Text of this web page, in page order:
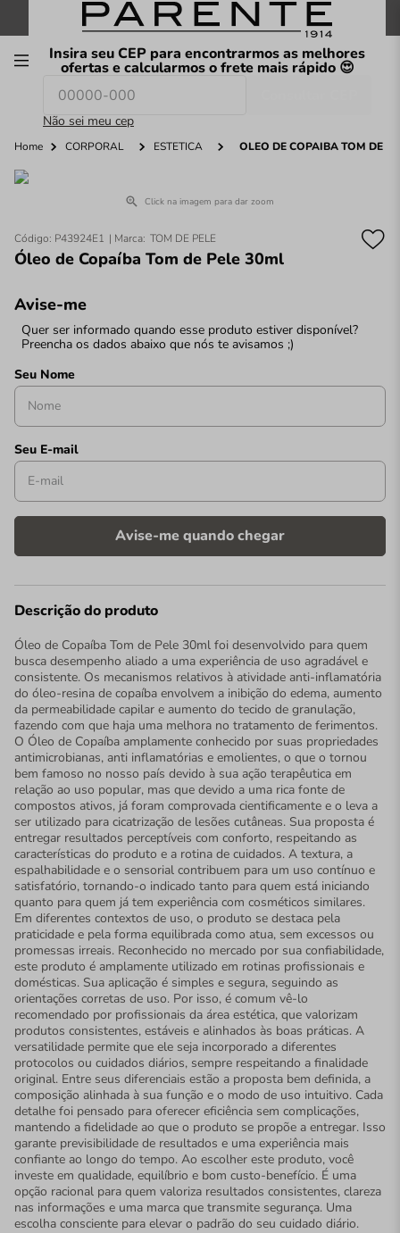
FRETE GRÁTIS nas compras a partir de R$199
Insira seu CEP para encontrarmos as melhores
ofertas e calcularmos o frete mais rápido 😍
Não sei meu cep
O que você procura hoje?
Home CORPORAL ESTÉTICA ÓLEO DE COPAÍBA TOM DE
Click na imagem para dar zoom
Código: P43924E1 TOM DE PELE
Óleo de Copaíba Tom de Pele 30ml
Descrição do produto
Óleo de Copaíba Tom de Pele 30ml foi desenvolvido para quem
busca desempenho aliado a uma experiência de uso agradável e
consistente. Os mecanismos relativos à atividade anti-inflamatória
do óleo-resina de copaíba envolvem a inibição do edema, aumento
da permeabilidade capilar e aumento do tecido de granulação,
fazendo com que haja uma melhora no tratamento de ferimentos.
O Óleo de Copaíba amplamente conhecido por suas propriedades
antimicrobianas, anti inflamatórias e emolientes, o que o tornou
bem famoso no nosso país devido à sua ação terapêutica em
relação ao uso popular, mas que devido a uma rica fonte de
compostos ativos, já foram comprovada cientificamente e o leva a
ser utilizado para cicatrização de lesões cutâneas. Sua proposta é
entregar resultados perceptíveis com conforto, respeitando as
características do produto e a rotina de cuidados. A textura, a
espalhabilidade e o sensorial contribuem para um uso contínuo e
satisfatório, tornando-o indicado tanto para quem está iniciando
quanto para quem já tem experiência com cosméticos similares.
Em diferentes contextos de uso, o produto se destaca pela
praticidade e pela forma equilibrada como atua, sem excessos ou
promessas irreais. Reconhecido no mercado por sua confiabilidade,
este produto é amplamente utilizado em rotinas profissionais e
domésticas. Sua aplicação é simples e segura, seguindo as
orientações corretas de uso. Por isso, é comum vê-lo
recomendado por profissionais da área estética, que valorizam
produtos consistentes, estáveis e alinhados às boas práticas. A
versatilidade permite que ele seja incorporado a diferentes
protocolos ou cuidados diários, sempre respeitando a finalidade
original. Entre seus diferenciais estão a proposta bem definida, a
composição alinhada à sua função e o modo de uso intuitivo. Cada
detalhe foi pensado para oferecer eficiência sem complicações,
mantendo a fidelidade ao que o produto se propõe a entregar. Isso
garante previsibilidade de resultados e uma experiência mais
confiante ao longo do tempo. Ao escolher este produto, você
investe em qualidade, equilíbrio e bom custo-benefício. É uma
opção racional para quem valoriza resultados consistentes, clareza
nas informações e uma marca que transmite segurança. Uma
escolha consciente para elevar o padrão do seu cuidado diário.